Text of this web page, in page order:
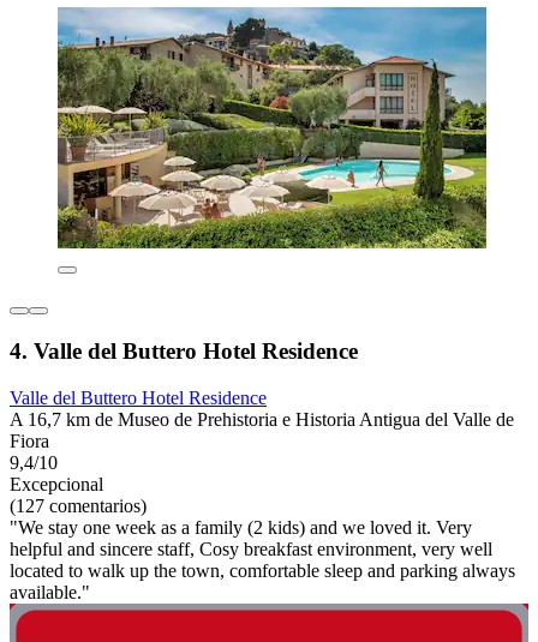
4. Valle del Buttero Hotel Residence
Valle del Buttero Hotel Residence
A 16,7 km de Museo de Prehistoria e Historia Antigua del Valle de
Fiora
9,4/10
Excepcional
(127 comentarios)
"We stay one week as a family (2 kids) and we loved it. Very
helpful and sincere staff, Cosy breakfast environment, very well
located to walk up the town, comfortable sleep and parking always
available."